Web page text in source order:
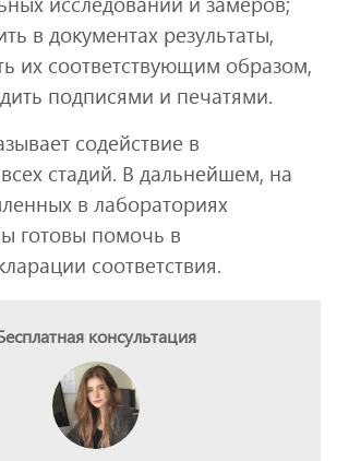
в документах результаты,
их соответствующим образом,
подписями и печатями.
содействие в
стадий. В дальнейшем, на
в лабораториях
готовы помочь в
соответствия.
консультация